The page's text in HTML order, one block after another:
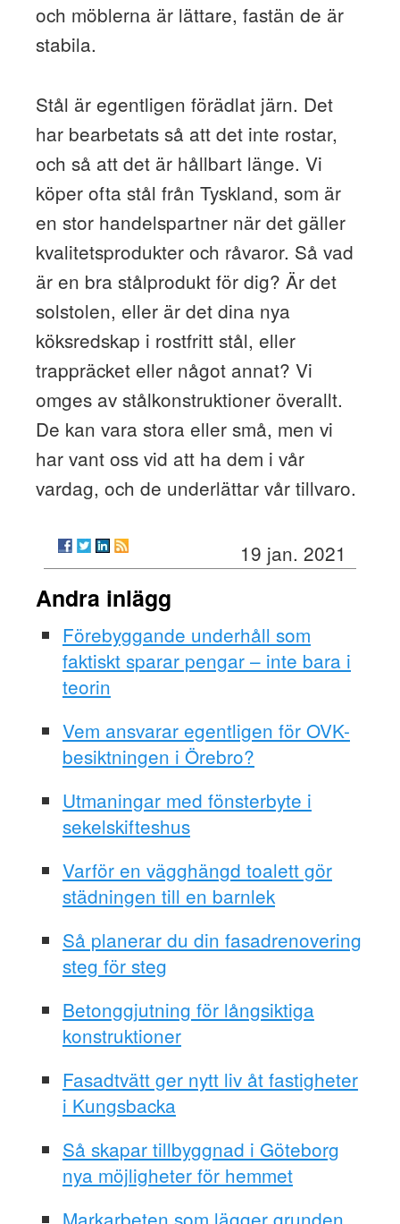
och möblerna är lättare, fastän de är
stabila.
Stål är egentligen förädlat järn. Det
har bearbetats så att det inte rostar,
och så att det är hållbart länge. Vi
köper ofta stål från Tyskland, som är
en stor handelspartner när det gäller
kvalitetsprodukter och råvaror. Så vad
är en bra stålprodukt för dig? Är det
solstolen, eller är det dina nya
köksredskap i rostfritt stål, eller
trappräcket eller något annat? Vi
omges av stålkonstruktioner överallt.
De kan vara stora eller små, men vi
har vant oss vid att ha dem i vår
vardag, och de underlättar vår tillvaro.
19 jan. 2021
Andra inlägg
Förebyggande underhåll som
faktiskt sparar pengar – inte bara i
teorin
Vem ansvarar egentligen för OVK-
besiktningen i Örebro?
Utmaningar med fönsterbyte i
sekelskifteshus
Varför en vägghängd toalett gör
städningen till en barnlek
Så planerar du din fasadrenovering
steg för steg
Betonggjutning för långsiktiga
konstruktioner
Fasadtvätt ger nytt liv åt fastigheter
i Kungsbacka
Så skapar tillbyggnad i Göteborg
nya möjligheter för hemmet